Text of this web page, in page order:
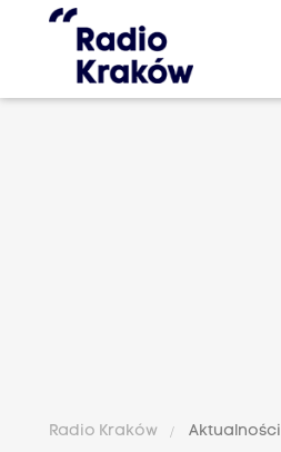
Radio Kraków Aktualności